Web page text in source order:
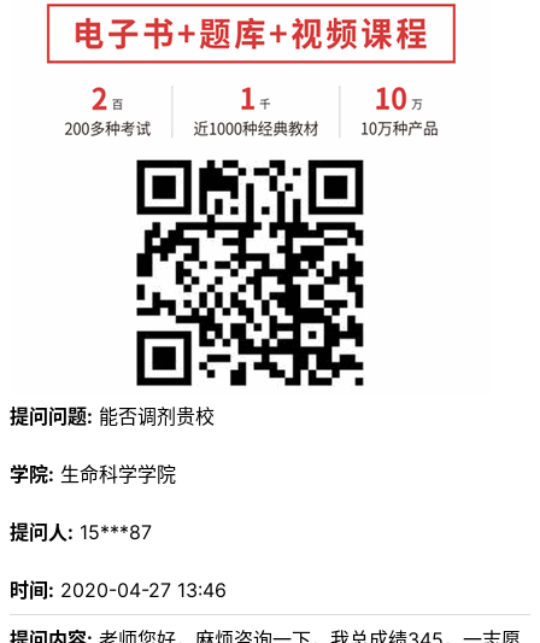
提问问题: 能否调剂贵校
学院: 生命科学学院
提问人: 15***87
时间: 2020-04-27 13:46